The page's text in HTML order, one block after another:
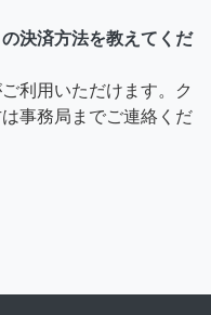
決済方法を教えてくだ
利用いただけます。ク
事務局までご連絡くだ